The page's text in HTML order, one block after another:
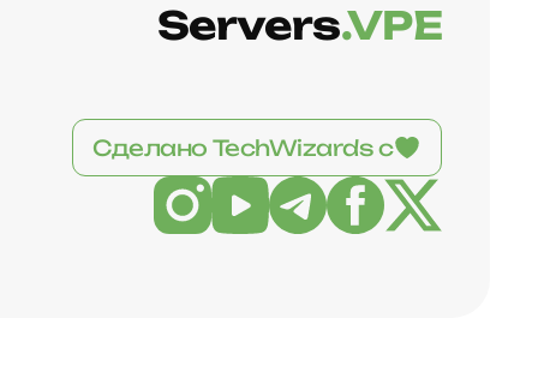
Servers.VPE
Сделано TechWizards с